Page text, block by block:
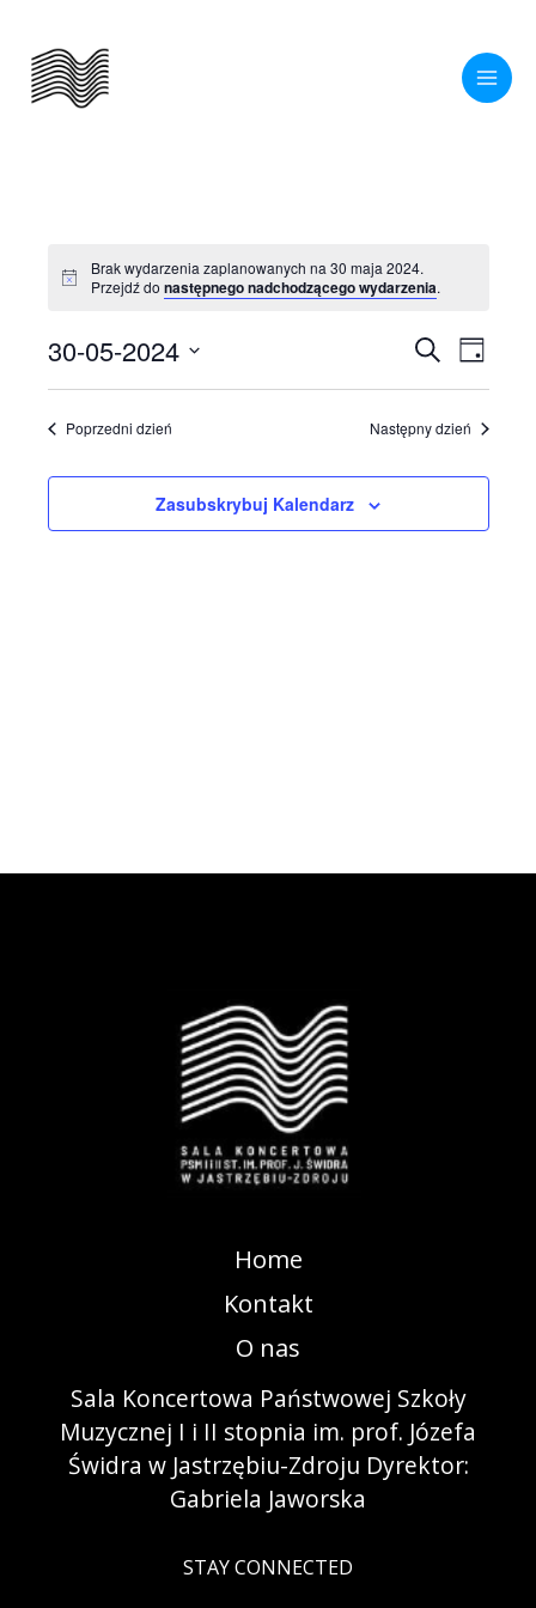
treści
Powiadomienie
Brak wydarzenia zaplanowanych na 30 maja 2024.
Przejdź do następnego nadchodzącego wydarzenia.
Wydarzenia
wyszukiwaniu
i
SzukajDzień
30-05-2024
Wybierz
datę.Poprzedni dzień Następny dzień
Zasubskrybuj Kalendarz
Home
Kontakt
O nas
Sala Koncertowa Państwowej Szkoły
Muzycznej I i II stopnia im. prof. Józefa
Świdra w Jastrzębiu-Zdroju Dyrektor:
Gabriela Jaworska
STAY CONNECTED